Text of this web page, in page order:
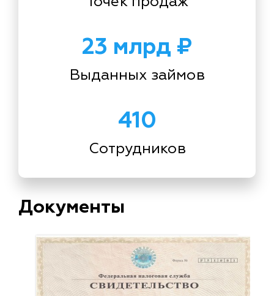
23 млрд ₽
Выданных займов
410
Сотрудников
Документы